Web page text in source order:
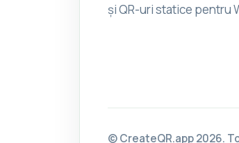
și QR-uri statice pentru
© CreateQR.app 2026.